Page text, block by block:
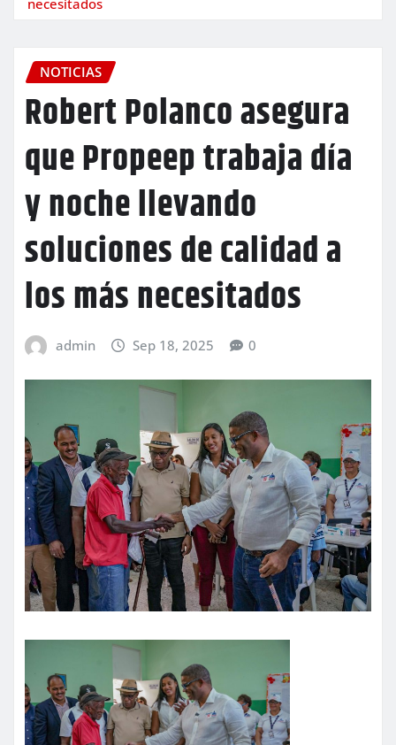
NOTICIAS
Robert Polanco asegura
que Propeep trabaja día
y noche llevando
soluciones de calidad a
los más necesitados
admin Sep 18, 2025 0